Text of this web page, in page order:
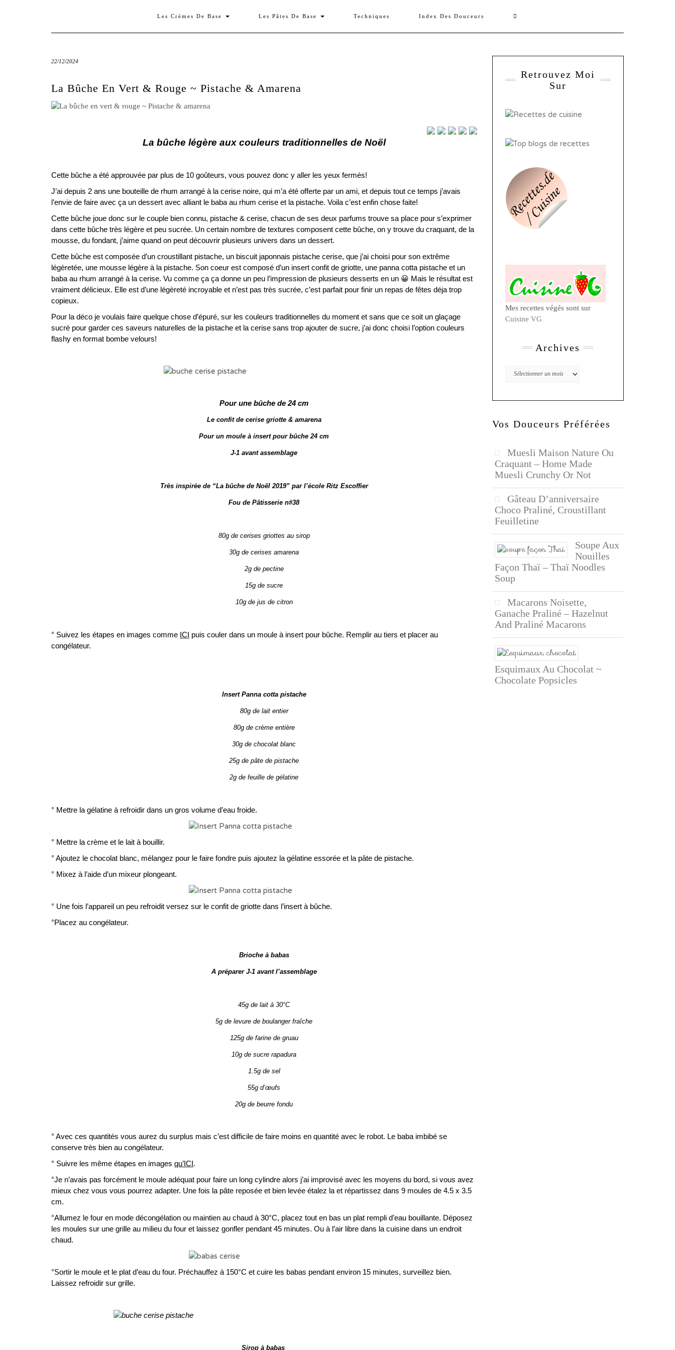
Les Crèmes De Base Les Pâtes De Base Techniques Index Des Douceurs
22/12/2024
La Bûche En Vert & Rouge ~ Pistache & Amarena
La bûche légère aux couleurs traditionnelles de Noël
Cette bûche a été approuvée par plus de 10 goûteurs, vous pouvez donc y aller les yeux fermés!
J’ai depuis 2 ans une bouteille de rhum arrangé à la cerise noire, qui m’a été offerte par un ami, et depuis tout ce temps j’avais
l’envie de faire avec ça un dessert avec alliant le baba au rhum cerise et la pistache. Voila c’est enfin chose faite!
Cette bûche joue donc sur le couple bien connu, pistache & cerise, chacun de ses deux parfums trouve sa place pour s’exprimer
dans cette bûche très légère et peu sucrée. Un certain nombre de textures composent cette bûche, on y trouve du craquant, de la
mousse, du fondant, j’aime quand on peut découvrir plusieurs univers dans un dessert.
Cette bûche est composée d’un croustillant pistache, un biscuit japonnais pistache cerise, que j’ai choisi pour son extrême
légèretée, une mousse légère à la pistache. Son coeur est composé d’un insert confit de griotte, une panna cotta pistache et un
baba au rhum arrangé à la cerise. Vu comme ça ça donne un peu l’impression de plusieurs desserts en un 😀 Mais le résultat est
vraiment délicieux. Elle est d’une légèreté incroyable et n’est pas très sucrée, c’est parfait pour finir un repas de fêtes déja trop
copieux.
Pour la déco je voulais faire quelque chose d’épuré, sur les couleurs traditionnelles du moment et sans que ce soit un glaçage
sucré pour garder ces saveurs naturelles de la pistache et la cerise sans trop ajouter de sucre, j’ai donc choisi l’option couleurs
flashy en format bombe velours!
Pour une bûche de 24 cm
Le confit de cerise griotte & amarena
Pour un moule à insert pour bûche 24 cm
J-1 avant assemblage
Très inspirée de “La bûche de Noël 2019” par l’école Ritz Escoffier
Fou de Pâtisserie n#38
80g de cerises griottes au sirop
30g de cerises amarena
2g de pectine
15g de sucre
10g de jus de citron
° Suivez les étapes en images comme ICI puis couler dans un moule à insert pour bûche. Remplir au tiers et placer au
congélateur.
Insert Panna cotta pistache
80g de lait entier
80g de crème entière
30g de chocolat blanc
25g de pâte de pistache
2g de feuille de gélatine
° Mettre la gélatine à refroidir dans un gros volume d’eau froide.
° Mettre la crème et le lait à bouillir.
° Ajoutez le chocolat blanc, mélangez pour le faire fondre puis ajoutez la gélatine essorée et la pâte de pistache.
° Mixez à l’aide d’un mixeur plongeant.
° Une fois l’appareil un peu refroidit versez sur le confit de griotte dans l’insert à bûche.
°Placez au congélateur.
Brioche à babas
A préparer J-1 avant l’assemblage
45g de lait à 30°C
5g de levure de boulanger fraîche
125g de farine de gruau
10g de sucre rapadura
1.5g de sel
55g d’œufs
20g de beurre fondu
° Avec ces quantités vous aurez du surplus mais c’est difficile de faire moins en quantité avec le robot. Le baba imbibé se
conserve très bien au congélateur.
° Suivre les même étapes en images qu’ICI.
°Je n’avais pas forcément le moule adéquat pour faire un long cylindre alors j’ai improvisé avec les moyens du bord, si vous avez
mieux chez vous vous pourrez adapter. Une fois la pâte reposée et bien levée étalez la et répartissez dans 9 moules de 4.5 x 3.5
cm.
°Allumez le four en mode décongélation ou maintien au chaud à 30°C, placez tout en bas un plat rempli d’eau bouillante. Déposez
les moules sur une grille au milieu du four et laissez gonfler pendant 45 minutes. Ou à l’air libre dans la cuisine dans un endroit
chaud.
°Sortir le moule et le plat d’eau du four. Préchauffez à 150°C et cuire les babas pendant environ 15 minutes, surveillez bien.
Laissez refroidir sur grille.
Sirop à babas
Retrouvez Moi
Sur
Mes recettes végés sont sur
Cuisine VG
Archives
Archives
Vos Douceurs Préférées
Muesli Maison Nature Ou
Craquant – Home Made
Muesli Crunchy Or Not
Gâteau D’anniversaire
Choco Praliné, Croustillant
Feuilletine
Soupe Aux
Nouilles
Façon Thaï – Thaï Noodles
Soup
Macarons Noisette,
Ganache Praliné – Hazelnut
And Praliné Macarons
Esquimaux Au Chocolat ~
Chocolate Popsicles